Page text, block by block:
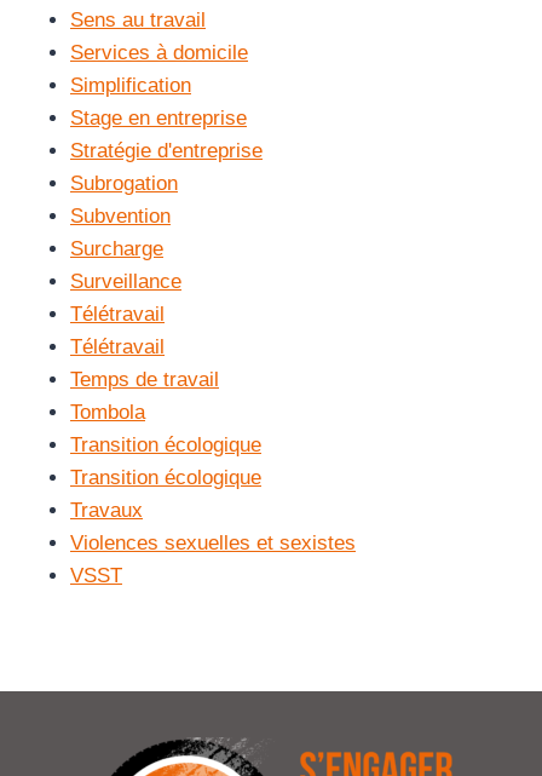
Sens au travail
Services à domicile
Simplification
Stage en entreprise
Stratégie d'entreprise
Subrogation
Subvention
Surcharge
Surveillance
Télétravail
Télétravail
Temps de travail
Tombola
Transition écologique
Transition écologique
Travaux
Violences sexuelles et sexistes
VSST